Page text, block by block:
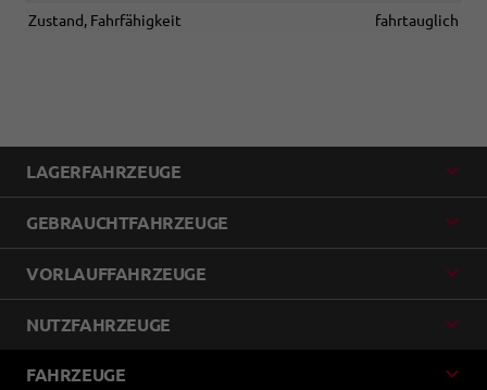
Zustand, Fahrfähigkeit
fahrtauglich
LAGERFAHRZEUGE
GEBRAUCHTFAHRZEUGE
VORLAUFFAHRZEUGE
NUTZFAHRZEUGE
FAHRZEUGE